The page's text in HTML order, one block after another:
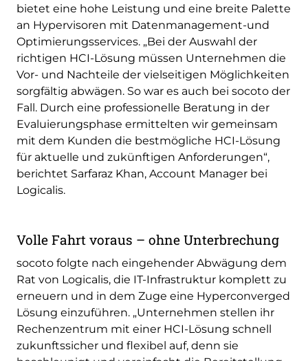
bietet eine hohe Leistung und eine breite Palette
an Hypervisoren mit Datenmanagement-und
Optimierungsservices. „Bei der Auswahl der
richtigen HCI-Lösung müssen Unternehmen die
Vor- und Nachteile der vielseitigen Möglichkeiten
sorgfältig abwägen. So war es auch bei socoto der
Fall. Durch eine professionelle Beratung in der
Evaluierungsphase ermittelten wir gemeinsam
mit dem Kunden die bestmögliche HCI-Lösung
für aktuelle und zukünftigen Anforderungen“,
berichtet Sarfaraz Khan, Account Manager bei
Logicalis.
Volle Fahrt voraus – ohne Unterbrechung
socoto folgte nach eingehender Abwägung dem
Rat von Logicalis, die IT-Infrastruktur komplett zu
erneuern und in dem Zuge eine Hyperconverged
Lösung einzuführen. „Unternehmen stellen ihr
Rechenzentrum mit einer HCI-Lösung schnell
zukunftssicher und flexibel auf, denn sie